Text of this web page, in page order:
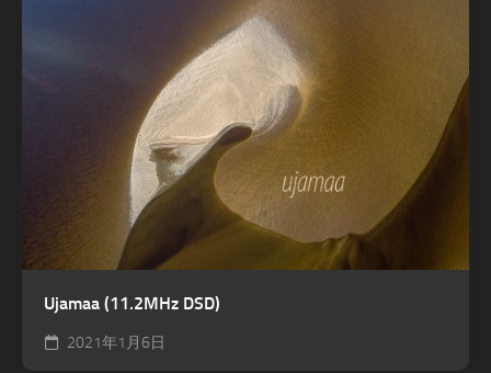
Ujamaa (11.2MHz DSD)
2021年1月6日